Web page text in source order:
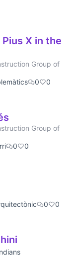
X in the
Group of
0 0
Group of
0 0
participant
0 0